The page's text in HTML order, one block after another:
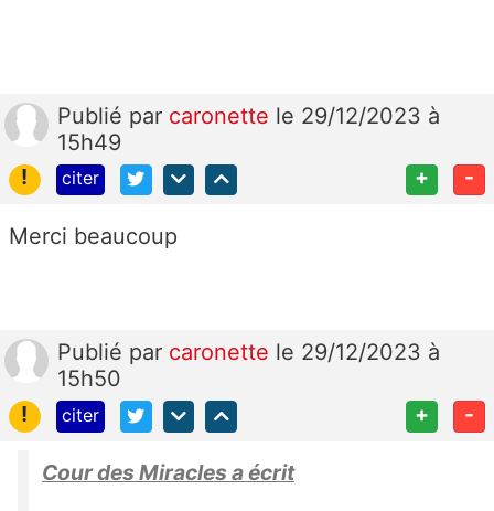
Publié par caronette le 29/12/2023 à
15h49
!
citer + -
Merci beaucoup
Publié par caronette le 29/12/2023 à
15h50
!
citer + -
Cour des Miracles a écrit